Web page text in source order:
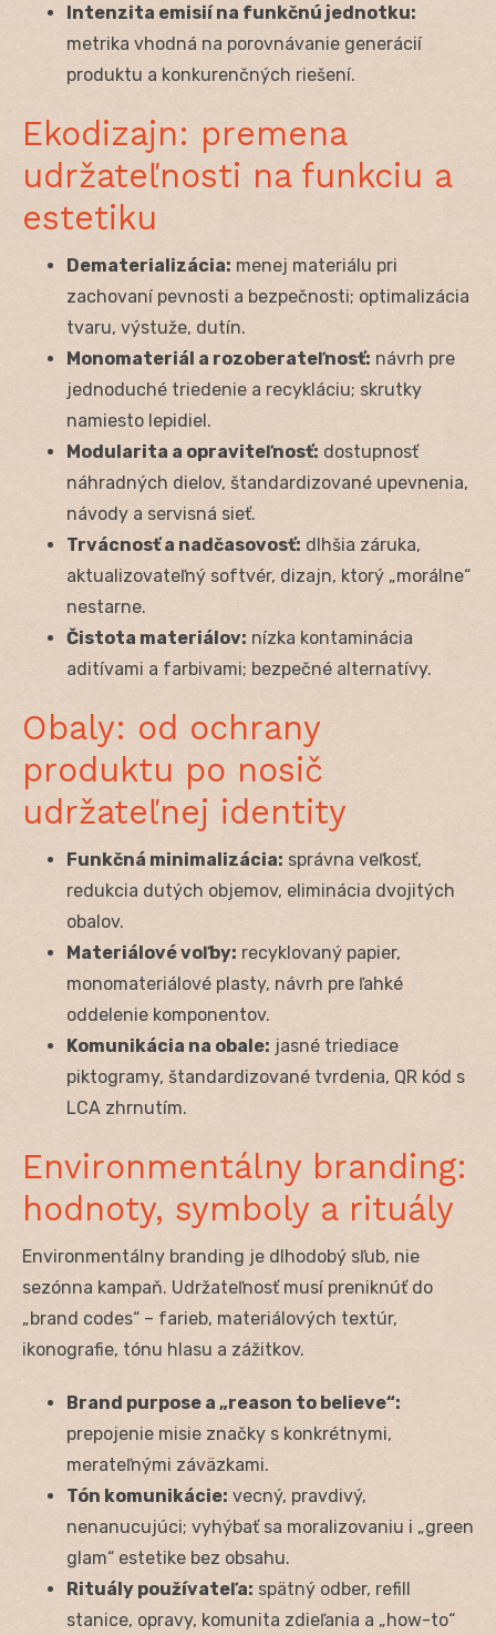
Intenzita emisií na funkčnú jednotku:
metrika vhodná na porovnávanie generácií
produktu a konkurenčných riešení.
Ekodizajn: premena
udržateľnosti na funkciu a
estetiku
Dematerializácia: menej materiálu pri
zachovaní pevnosti a bezpečnosti; optimalizácia
tvaru, výstuže, dutín.
Monomateriál a rozoberateľnosť: návrh pre
jednoduché triedenie a recykláciu; skrutky
namiesto lepidiel.
Modularita a opraviteľnosť: dostupnosť
náhradných dielov, štandardizované upevnenia,
návody a servisná sieť.
Trvácnosť a nadčasovosť: dlhšia záruka,
aktualizovateľný softvér, dizajn, ktorý „morálne“
nestarne.
Čistota materiálov: nízka kontaminácia
aditívami a farbivami; bezpečné alternatívy.
Obaly: od ochrany
produktu po nosič
udržateľnej identity
Funkčná minimalizácia: správna veľkosť,
redukcia dutých objemov, eliminácia dvojitých
obalov.
Materiálové voľby: recyklovaný papier,
monomateriálové plasty, návrh pre ľahké
oddelenie komponentov.
Komunikácia na obale: jasné triediace
piktogramy, štandardizované tvrdenia, QR kód s
LCA zhrnutím.
Environmentálny branding:
hodnoty, symboly a rituály
Environmentálny branding je dlhodobý sľub, nie
sezónna kampaň. Udržateľnosť musí preniknúť do
„brand codes“ – farieb, materiálových textúr,
ikonografie, tónu hlasu a zážitkov.
Brand purpose a „reason to believe“:
prepojenie misie značky s konkrétnymi,
merateľnými záväzkami.
Tón komunikácie: vecný, pravdivý,
nenanucujúci; vyhýbať sa moralizovaniu i „green
glam“ estetike bez obsahu.
Rituály používateľa: spätný odber, refill
stanice, opravy, komunita zdieľania a „how-to“